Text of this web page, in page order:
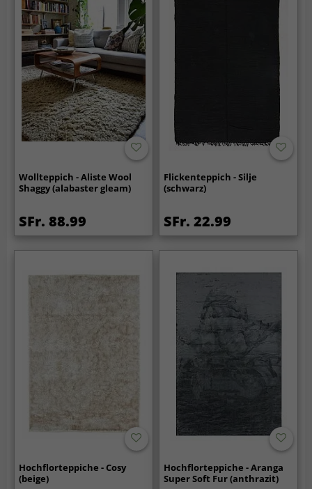
Wollteppich - Aliste Wool
Shaggy (alabaster gleam)
SFr. 88.99
Flickenteppich - Silje
(schwarz)
SFr. 22.99
Hochflorteppiche - Cosy
(beige)
Hochflorteppiche - Aranga
Super Soft Fur (anthrazit)